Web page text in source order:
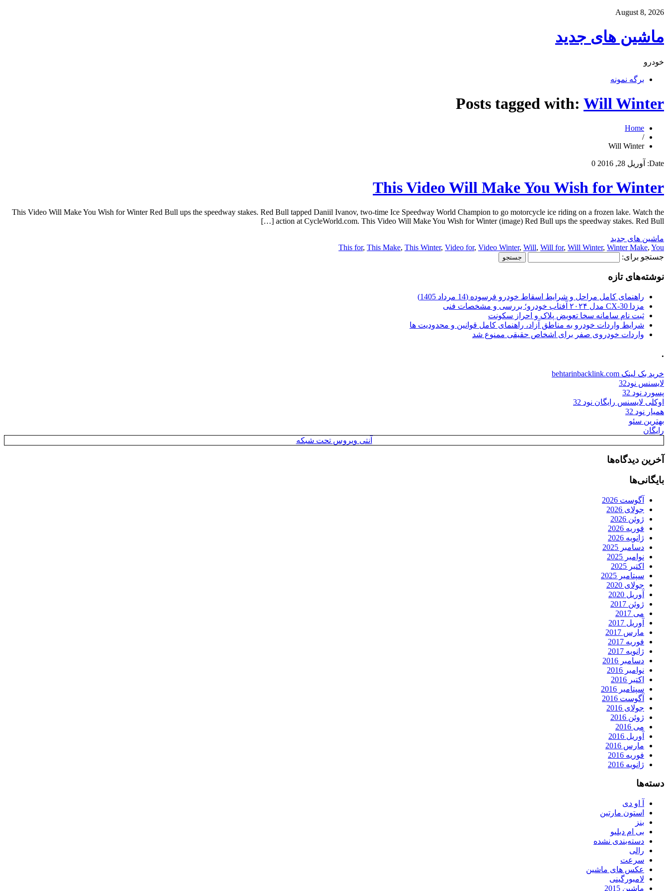
August 8, 2026
ماشین های جدید
خودرو
برگه نمونه
Posts tagged with: Will Winter
Home
/
Will Winter
Date: آوریل 28, 2016 0
This Video Will Make You Wish for Winter
This Video Will Make You Wish for Winter Red Bull ups the speedway stakes. Red Bull tapped Daniil Ivanov, two-time Ice Speedway World Champion to go motorcycle ice riding on a frozen lake. Watch the
action at CycleWorld.com. This Video Will Make You Wish for Winter (image) Red Bull ups the speedway stakes. Red Bull […]
ماشین های جدید
This for, This Make, This Winter, Video for, Video Winter, Will, Will for, Will Winter, Winter Make, You
جستجو برای:
نوشته‌های تازه
راهنمای کامل مراحل و شرایط اسقاط خودرو فرسوده (14 مرداد 1405)
مزدا CX-30 مدل ۲۰۲۴ آفتاب خودرو؛ بررسی و مشخصات فنی
ثبت نام سامانه سخا تعویض پلاک و احراز سکونت
شرایط واردات خودرو به مناطق آزاد، راهنمای کامل قوانین و محدودیت ها
واردات خودروی صفر برای اشخاص حقیقی ممنوع شد
.
خرید بک لینک behtarinbacklink.com
لایسنس نود32
پسورد نود 32
اوکلی لایسنس رایگان نود 32
همیار نود 32
بهترین سئو
رایگان
آنتی ویروس تحت شبکه
آخرین دیدگاه‌ها
بایگانی‌ها
آگوست 2026
جولای 2026
ژوئن 2026
فوریه 2026
ژانویه 2026
دسامبر 2025
نوامبر 2025
اکتبر 2025
سپتامبر 2025
جولای 2020
آوریل 2020
ژوئن 2017
می 2017
آوریل 2017
مارس 2017
فوریه 2017
ژانویه 2017
دسامبر 2016
نوامبر 2016
اکتبر 2016
سپتامبر 2016
آگوست 2016
جولای 2016
ژوئن 2016
می 2016
آوریل 2016
مارس 2016
فوریه 2016
ژانویه 2016
دسته‌ها
آ او دی
استون مارتین
بنز
بی ام دبلیو
دسته‌بندی نشده
رالی
سرعت
عکس های ماشین
لامبورگینی
ماشین 2015